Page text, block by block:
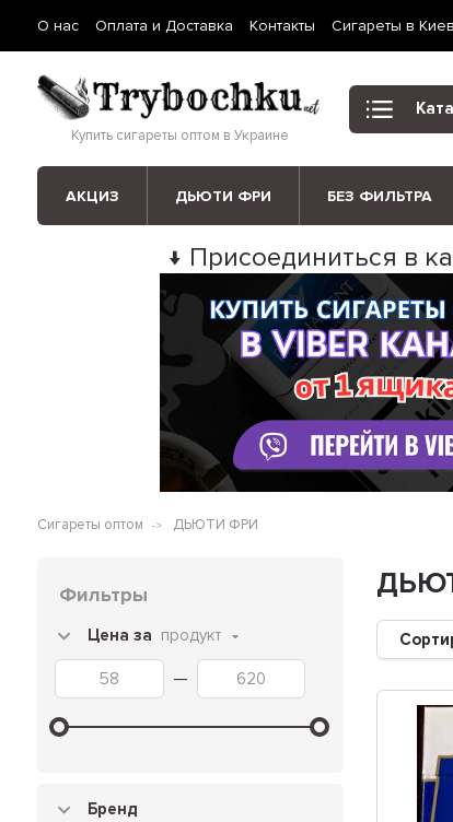
О нас Оплата и Доставка Контакты Сигареты в
Купить сигареты оптом в Украине
АКЦИЗ ДЬЮТИ ФРИ БЕЗ ФИЛЬТРА
↓ Присоединиться в
Сигареты оптом ДЬЮТИ ФРИ
Фильтры
Цена за продукт
—
Бренд